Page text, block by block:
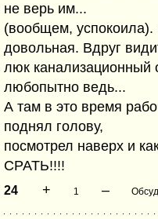
не верь им...
(вообщем,
довольная. Вдруг
люк канализационный
любопытно ведь...
А там в это время
поднял голову,
посмотрел наверх и
СРАТЬ!!!!
24 + 1 –